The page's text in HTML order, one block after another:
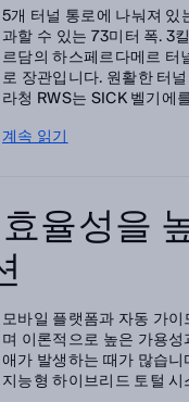
5개 터널 통로에 나눠져 있
과할 수 있는 73미터 폭. 3
르담의 하스페르다메르
로 장관입니다. 원활한 터
라청 RWS는 SICK 벨기에
계속 읽기
율성을
모바일 플랫폼과 자동 가
며 이론적으로 높은 가용
애가 발생하는 때가 많습
지능형 하이브리드 토털